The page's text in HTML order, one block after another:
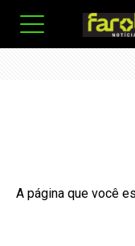
A página que você